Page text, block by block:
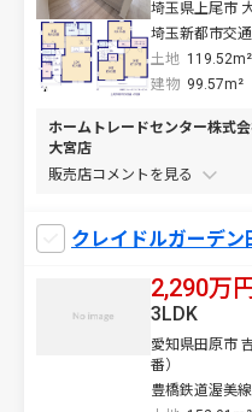
埼玉県上尾市
埼玉新都市交
土地 119.52m²
建物 99.57m²
ホームトレードセンター株式
大宮店
販売店コメントを
クレイドルガーデ
2,290万
愛知県田原市
番）
豊橋鉄道渥美
3LDK